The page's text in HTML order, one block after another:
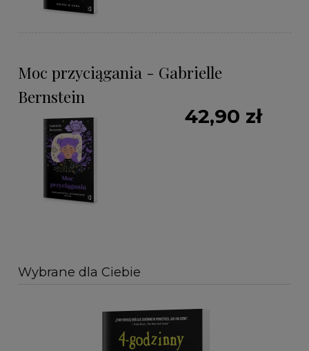
Moc przyciągania - Gabrielle
Bernstein
42,90 zł
Wybrane dla Ciebie